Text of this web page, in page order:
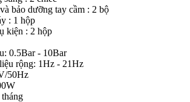
bảo dưỡng tay cầm : 2 bộ
: 1 hộp
kiện : 2 hộp
0.5Bar - 10Bar
rộng: 1Hz - 21Hz
50Hz